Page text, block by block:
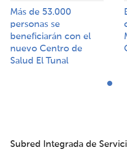
Más de 53.000
personas se
beneficiarán con el
nuevo Centro de
Salud El Tunal
Subred Integrada de